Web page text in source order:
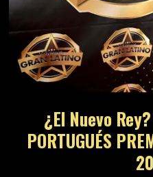
¿El Nuevo
PORTUGUÉS